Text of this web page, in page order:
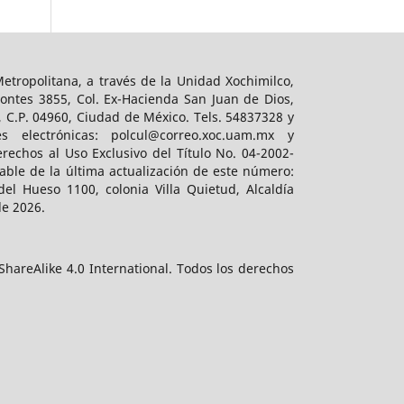
a través de la Unidad Xochimilco,
3855, Col. Ex-Hacienda San Juan de Dios,
04960, Ciudad de México. Tels. 54837328 y
polcul@correo.xoc.uam.mx y
al Uso Exclusivo del Título No. 04-2002-
de la última actualización de este número:
Hueso 1100, colonia Villa Quietud, Alcaldía
2026.
4.0 International. Todos los derechos